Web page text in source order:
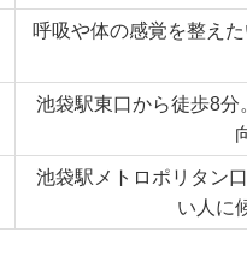
呼吸や体の感覚を整え
池袋駅東口から徒歩8分
池袋駅メトロポリタン
い人に